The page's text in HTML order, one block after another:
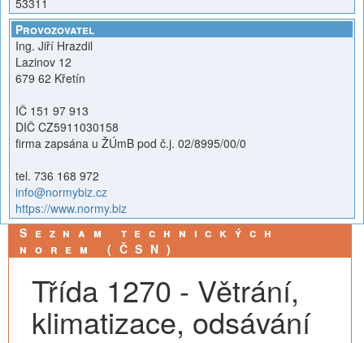
53311
Provozovatel
Ing. Jiří Hrazdil
Lazinov 12
679 62 Křetín
IČ 151 97 913
DIČ CZ5911030158
firma zapsána u ŽÚmB pod č.j. 02/8995/00/0
tel. 736 168 972
info@normybiz.cz
https://www.normy.biz
Seznam technických
norem (ČSN)
Třída 1270 - Větrání,
klimatizace, odsávání